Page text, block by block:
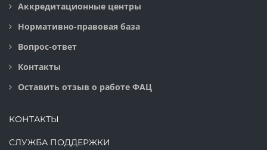
Аккредитационные центры
Нормативно-правовая база
Вопрос-ответ
Контакты
Оставить отзыв о работе ФАЦ
КОНТАКТЫ
СЛУЖБА ПОДДЕРЖКИ